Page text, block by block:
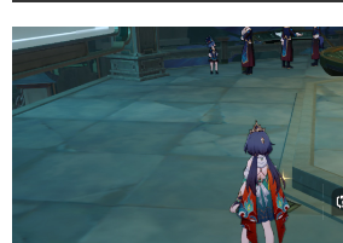
・右上のアイコンをタップしてから、左側にあ
マップ上に表示されたアイコンの名前がわかります